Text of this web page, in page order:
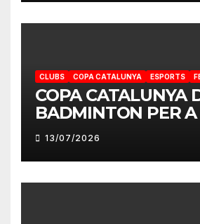
CLUBS COPA CATALUNYA ESPORTS
COPA CATALUNYA
BADMINTON PER A
2026
13/07/2026